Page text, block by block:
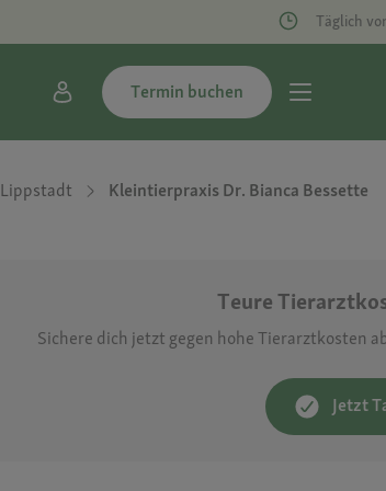
Täglich
Termin buchen
Lippstadt Kleintierpraxis Dr. Bianca Bessette
Teure
Sichere dich jetzt gegen hohe Tierarztkosten
Jetzt